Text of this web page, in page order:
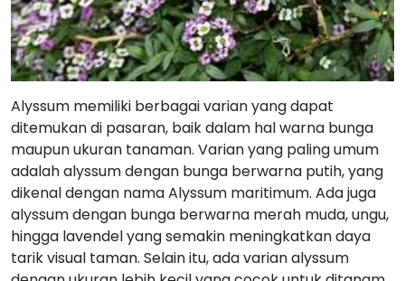
Alyssum memiliki berbagai varian yang dapat
ditemukan di pasaran, baik dalam hal warna bunga
maupun ukuran tanaman. Varian yang paling umum
adalah alyssum dengan bunga berwarna putih, yang
dikenal dengan nama Alyssum maritimum. Ada juga
alyssum dengan bunga berwarna merah muda, ungu,
hingga lavendel yang semakin meningkatkan daya
tarik visual taman. Selain itu, ada varian alyssum